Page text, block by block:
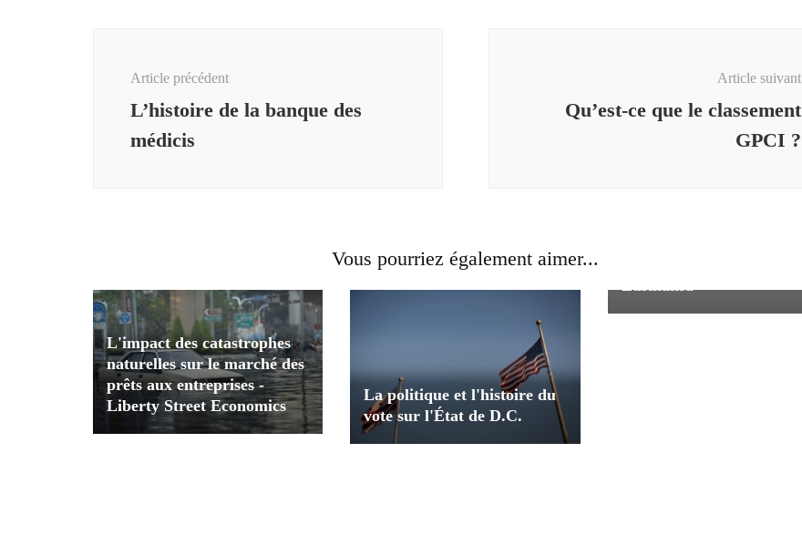
Article précédent
L’histoire de la banque des
médicis
Article suivant
Qu’est-ce que le classement
GPCI ?
Vous pourriez également aimer...
L'impact des catastrophes
naturelles sur le marché des
prêts aux entreprises -
Liberty Street Economics
La politique et l'histoire du
vote sur l'État de D.C.
Lufthansa